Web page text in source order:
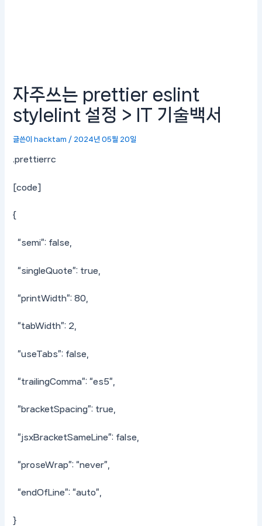
자주쓰는 prettier eslint
stylelint 설정 > IT 기술백서
글쓴이hacktam / 2024년 05월 20일
.prettierrc
[code]
{
“semi”: false,
“singleQuote”: true,
“printWidth”: 80,
“tabWidth”: 2,
“useTabs”: false,
“trailingComma”: “es5”,
“bracketSpacing”: true,
“jsxBracketSameLine”: false,
“proseWrap”: “never”,
“endOfLine”: “auto”,
}